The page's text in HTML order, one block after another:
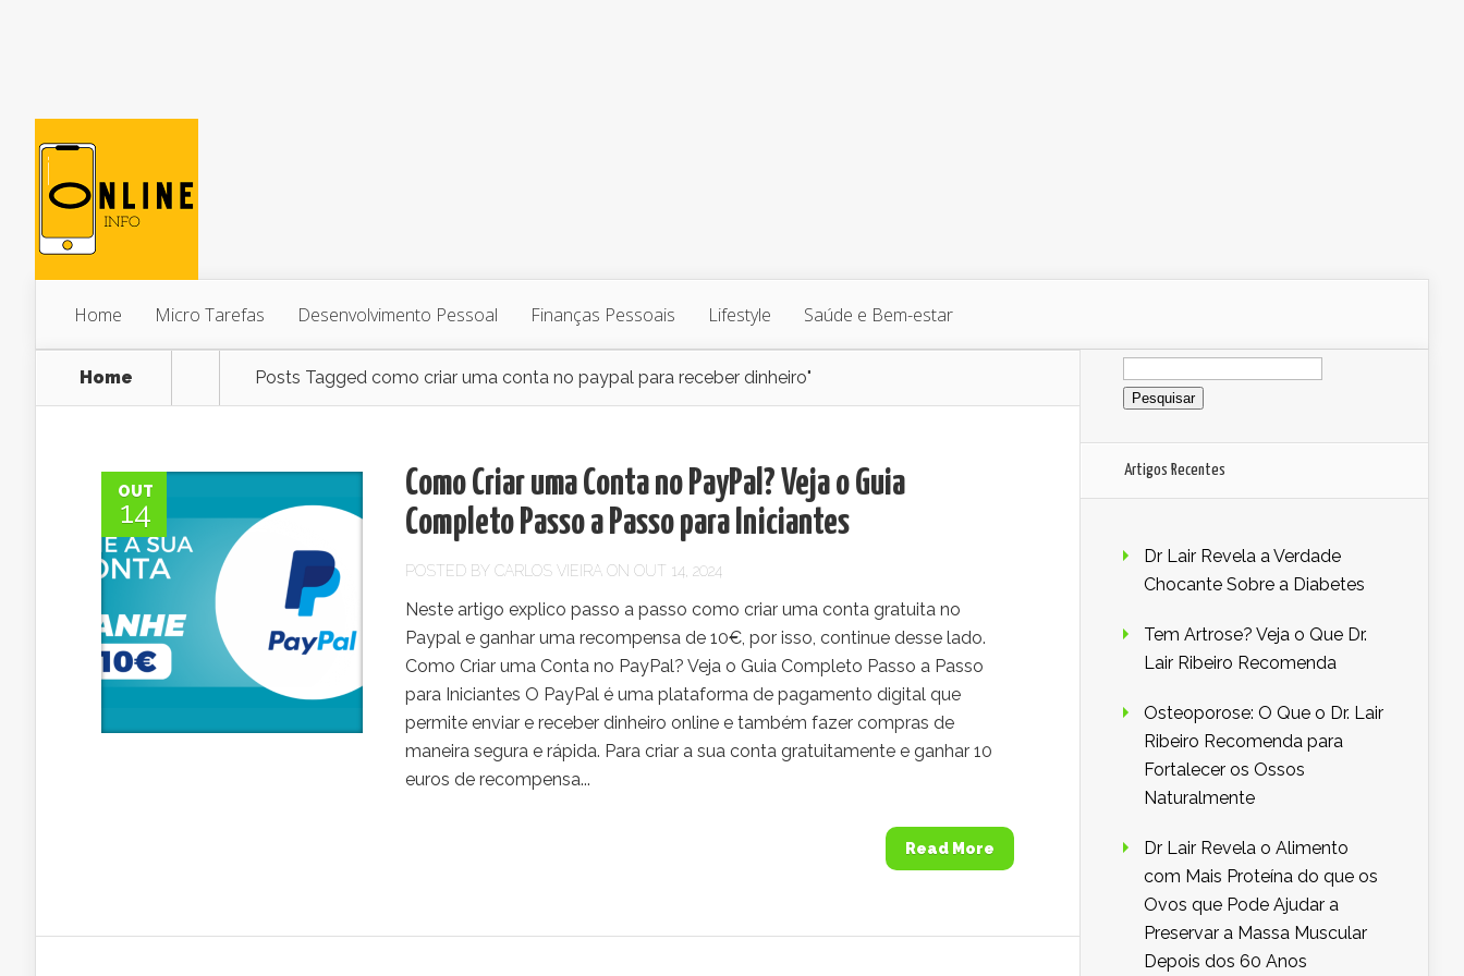
Home Micro Tarefas Desenvolvimento Pessoal Finanças Pessoais Lifestyle Saúde e Bem-estar
Home Posts Tagged como criar uma conta no paypal para receber dinheiro"
OUT
14
Como Criar uma Conta no PayPal? Veja o Guia
Completo Passo a Passo para Iniciantes
POSTED BY CARLOS VIEIRA ON OUT 14, 2024
Neste artigo explico passo a passo como criar uma conta gratuita no
Paypal e ganhar uma recompensa de 10€, por isso, continue desse lado.
Como Criar uma Conta no PayPal? Veja o Guia Completo Passo a Passo
para Iniciantes O PayPal é uma plataforma de pagamento digital que
permite enviar e receber dinheiro online e também fazer compras de
maneira segura e rápida. Para criar a sua conta gratuitamente e ganhar 10
euros de recompensa...
Read More
Pesquisar
por:
Artigos Recentes
Dr Lair Revela a Verdade
Chocante Sobre a Diabetes
Tem Artrose? Veja o Que Dr.
Lair Ribeiro Recomenda
Osteoporose: O Que o Dr. Lair
Ribeiro Recomenda para
Fortalecer os Ossos
Naturalmente
Dr Lair Revela o Alimento
com Mais Proteína do que os
Ovos que Pode Ajudar a
Preservar a Massa Muscular
Depois dos 60 Anos